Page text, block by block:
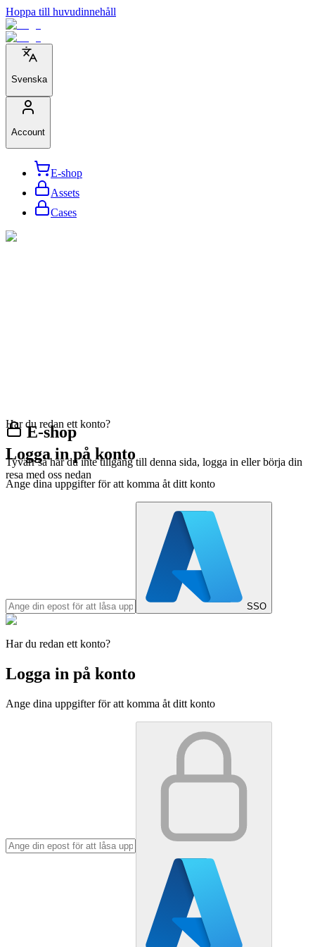
Hoppa till huvudinnehåll
Svenska
Account
E-shop
Assets
Cases
E-shop
Tyvärr så har du inte tillgång till denna sida, logga in eller börja din
resa med oss nedan
Har du redan ett konto?
Logga in på konto
Ange dina uppgifter för att komma åt ditt konto
SSO
Har du redan ett konto?
Logga in på konto
Ange dina uppgifter för att komma åt ditt konto